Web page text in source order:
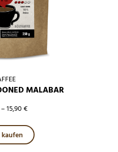
MALABAR
–15,90€
Dieses Produkt weist